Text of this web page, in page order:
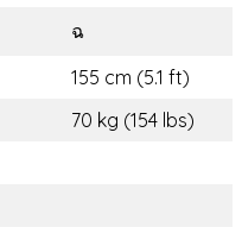
ฉ
155 cm (5.1 ft)
70 kg (154 lbs)